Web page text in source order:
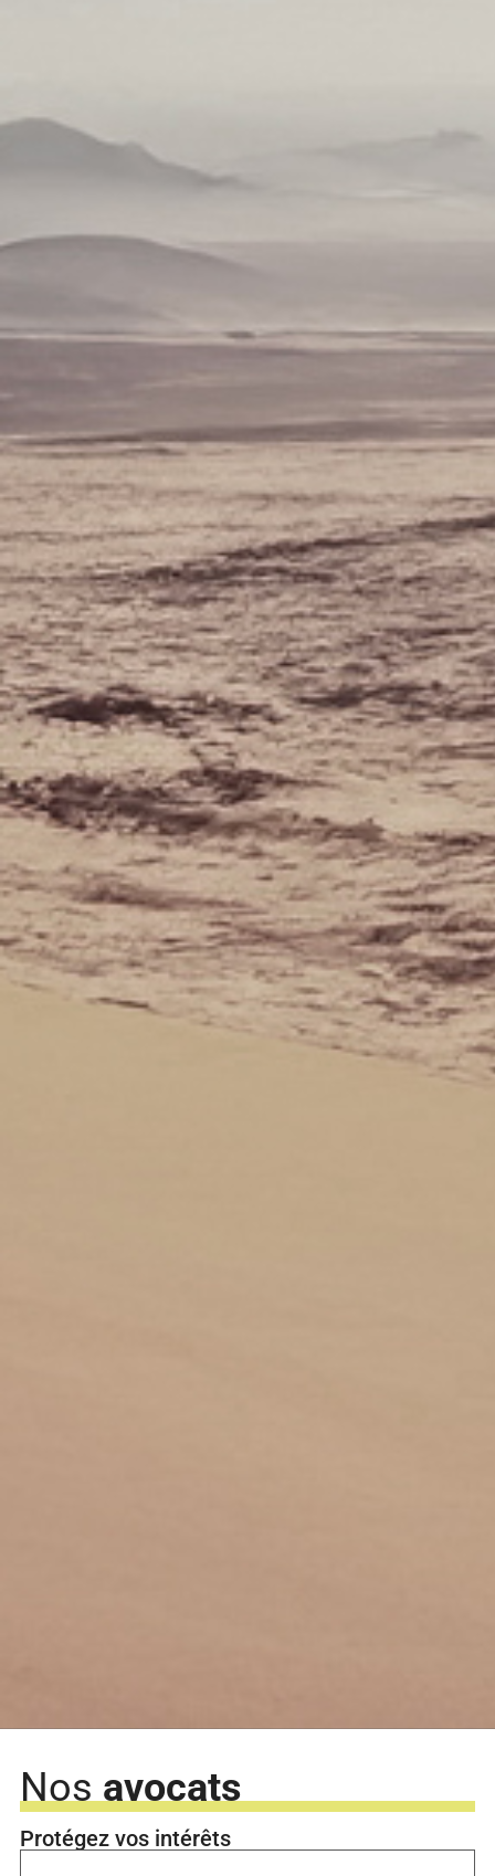
Nos avocats
Protégez vos intérêts